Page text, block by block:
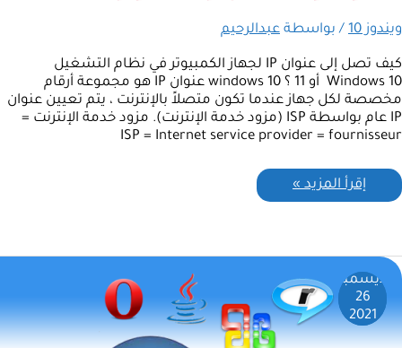
ويندوز 10 / بواسطة عبدالرحيم
كيف تصل إلى عنوان IP لجهاز الكمبيوتر في نظام التشغيل
Windows 10 أو 11 ؟ windows 10 عنوان IP هو مجموعة أرقام
مخصصة لكل جهاز عندما تكون متصلاً بالإنترنت ، يتم تعيين عنوان
IP عام بواسطة ISP (مزود خدمة الإنترنت). مزود خدمة الإنترنت =
ISP = Internet service provider = fournisseur
إقرأ المزيد »
ديسمبر
26
2021